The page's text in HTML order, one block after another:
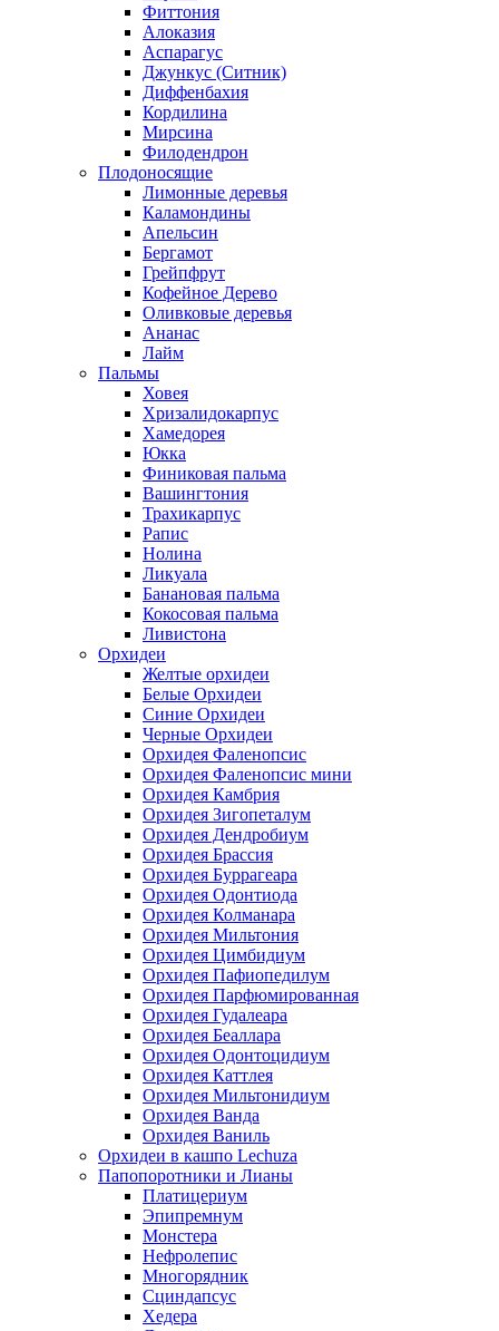
Фиттония
Алоказия
Аспарагус
Джункус (Ситник)
Диффенбахия
Кордилина
Мирсина
Филодендрон
Плодоносящие
Лимонные деревья
Каламондины
Апельсин
Бергамот
Грейпфрут
Кофейное Дерево
Оливковые деревья
Ананас
Лайм
Пальмы
Ховея
Хризалидокарпус
Хамедорея
Юкка
Финиковая пальма
Вашингтония
Трахикарпус
Рапис
Нолина
Ликуала
Банановая пальма
Кокосовая пальма
Ливистона
Орхидеи
Желтые орхидеи
Белые Орхидеи
Синие Орхидеи
Черные Орхидеи
Орхидея Фаленопсис
Орхидея Фаленопсис мини
Орхидея Камбрия
Орхидея Зигопеталум
Орхидея Дендробиум
Орхидея Брассия
Орхидея Буррагеара
Орхидея Одонтиода
Орхидея Колманара
Орхидея Мильтония
Орхидея Цимбидиум
Орхидея Пафиопедилум
Орхидея Парфюмированная
Орхидея Гудалеара
Орхидея Беаллара
Орхидея Одонтоцидиум
Орхидея Каттлея
Орхидея Мильтонидиум
Орхидея Ванда
Орхидея Ваниль
Орхидеи в кашпо Lechuza
Папопоротники и Лианы
Платицериум
Эпипремнум
Монстера
Нефролепис
Многорядник
Сциндапсус
Хедера